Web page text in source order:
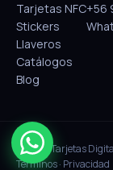
Tarjetas NFC
Stickers
Llaveros
Catálogos
Blog
+56
© 2026 Tarjetas
Términos· Privacidad